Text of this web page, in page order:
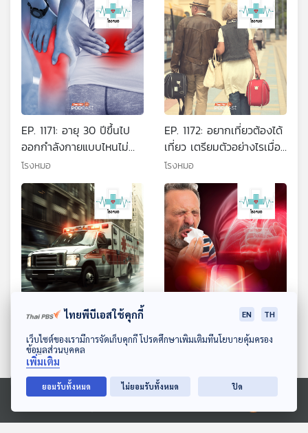
ดาวน์โหลด Thai PBS Podcast Application
Ⓒ 2020 องค์การกระจายเสียงและแพร่ภาพสาธารณะแห่งประเทศไทย
EP. 1171: อายุ 30 ปีขึ้นไป
ออกกำลังกายแบบไหนไม่
ทำลายกระดูก ข้อต่อ และ
กล้ามเนื้อ
โรงหมอ
EP. 1172: อยากเที่ยวต้องได้
เที่ยว เตรียมตัวอย่างไรเมื่อ
พาคนสูงวัยไปเที่ยวด้วย
โรงหมอ
EP. 1173: ป่วยและเจ็บแบบ
ไหนที่เรียกว่า ภาวะฉุกเฉิน
โรงหมอ
EP. 1174: ภาวะฉุกเฉินที่ไม่ได้
เกิดจากอุบัติเหตุแต่เสี่ยง
ตอนที่เกี่ยวข้อง
ไทยพีบีเอสใช้คุกกี้ EN TH
เว็บไซต์ของเรามีการจัดเก็บคุกกี้ โปรดศึกษาเพิ่มเติมที่นโยบายคุ้มครอง
ข้อมูลส่วนบุคคล
เพิ่มเติม
ยอมรับทั้งหมด ไม่ยอมรับทั้งหมด ปิด